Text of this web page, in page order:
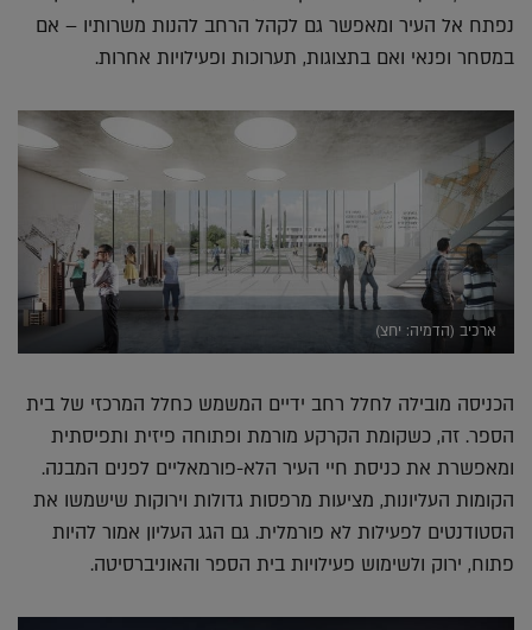
נפתח אל העיר ומאפשר גם לקהל הרחב להנות משרותיו – אם
במסחר ופנאי ואם בתצוגות, תערוכות ופעילויות אחרות.
ארכיב (הדמיה: יחצ)
הכניסה מובילה לחלל רחב ידיים המשמש כחלל המרכזי של בית
הספר. זה, כשקומת הקרקע מורמת ופתוחה פיזית ותפיסתית
ומאפשרת את כניסת חיי העיר הלא-פורמאליים לפנים המבנה.
הקומות העליונות, מציעות מרפסות גדולות וירוקות שישמשו את
הסטודנטים לפעילות לא פורמלית. גם הגג העליון אמור להיות
פתוח, ירוק ולשימוש פעילויות בית הספר והאוניברסיטה.